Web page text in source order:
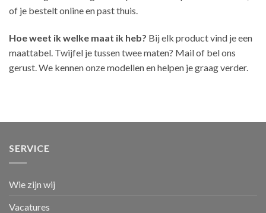
of je bestelt online en past thuis.
Hoe weet ik welke maat ik heb? Bij elk product vind je een
maattabel. Twijfel je tussen twee maten? Mail of bel ons
gerust. We kennen onze modellen en helpen je graag verder.
SERVICE
Wie zijn wij
Vacatures